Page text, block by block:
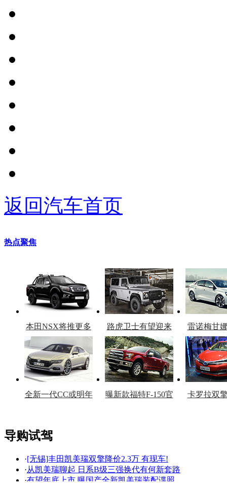
返回汽车首页
热点聚焦
本田NSX将推更多
车型
路虎卫士有望迎来
复产
雷诺梅甘
官
全新一代CC或明年
曝新款福特F-150官
卡罗拉双
看赛车宝贝争奇斗
艳
车模美腿爆乳无惧
走光
导购试驾
·[无锡]丰田凯美瑞双擎降价2.3万 有现车!
·从凯美瑞聊起 日系B级三强换代有何新套路
·有望年底上市 曝国产全新凯美瑞装配谍照